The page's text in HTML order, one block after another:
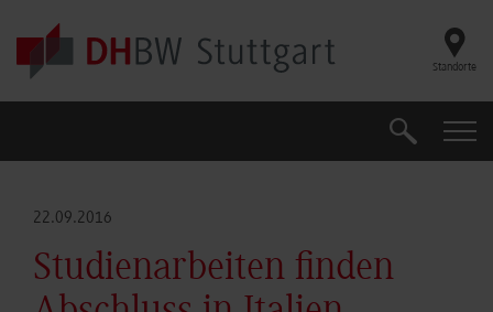
Skip to main content
Standorte
Suche
22.09.2016
Studienarbeiten finden